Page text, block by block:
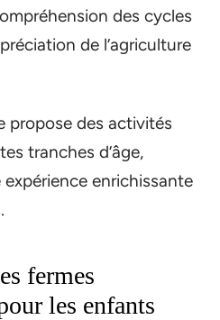
des cycles
de l’agriculture
propose des activités
tranches d’âge,
enrichissante
fermes
les enfants